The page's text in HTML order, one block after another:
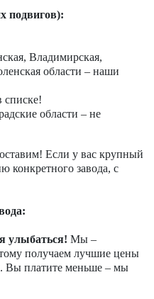
подвигов):
Владимирская,
области – наши
списке!
области – не
Если у вас крупный
конкретного завода, с
улыбаться! Мы –
получаем лучшие цены
Вы платите меньше – мы